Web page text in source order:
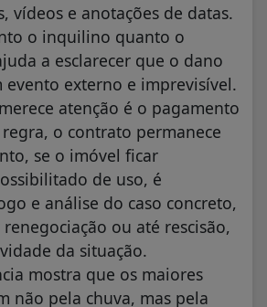
vídeos e anotações de datas.
o inquilino quanto o
a esclarecer que o dano
externo e imprevisível.
atenção é o pagamento
o contrato permanece
se o imóvel ficar
de uso, é
e análise do caso concreto,
ou até rescisão,
da situação.
mostra que os maiores
não pela chuva, mas pela